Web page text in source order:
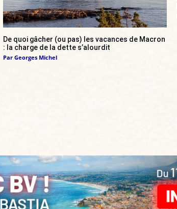
De quoi gâcher (ou pas) les vacances de Macron
: la charge de la dette s’alourdit
Par Georges Michel